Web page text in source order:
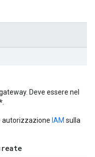
Deve essere nel
autorizzazione IAM sulla